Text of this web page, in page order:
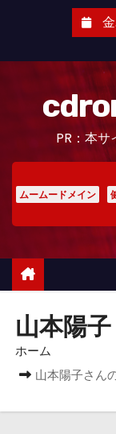
PR：本
ムームードメイン
山本陽子
ホーム
山本陽子さん